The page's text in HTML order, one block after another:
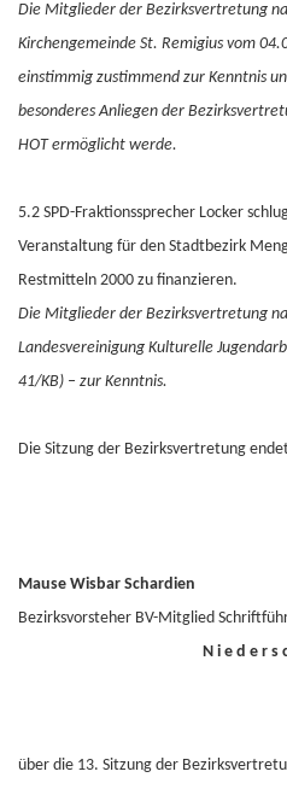
Die Mitglieder der Bezirksvertretung
Kirchengemeinde St. Remigius vom
einstimmig zustimmend zur Kenntnis
besonderes Anliegen der
HOT ermöglicht werde.
5.2 SPD-Fraktionssprecher Locker
Veranstaltung für den Stadtbezirk
Restmitteln 2000 zu finanzieren.
Die Mitglieder der Bezirksvertretung
Landesvereinigung Kulturelle
41/KB) – zur Kenntnis.
Die Sitzung der Bezirksvertretung
Mause Wisbar Schardien
Bezirksvorsteher BV-Mitglied
N i e d e r s
über die 13. Sitzung der